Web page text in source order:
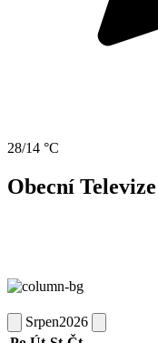
28/14 °C
Obecní Televize
Srpen2026